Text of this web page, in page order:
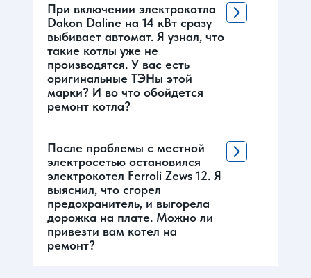
При включении электрокотла
Dakon Daline на 14 кВт сразу
выбивает автомат. Я узнал, что
такие котлы уже не
производятся. У вас есть
оригинальные ТЭНы этой
марки? И во что обойдется
ремонт котла?
После проблемы с местной
электросетью остановился
электрокотел Ferroli Zews 12. Я
выяснил, что сгорел
предохранитель, и выгорела
дорожка на плате. Можно ли
привезти вам котел на
ремонт?